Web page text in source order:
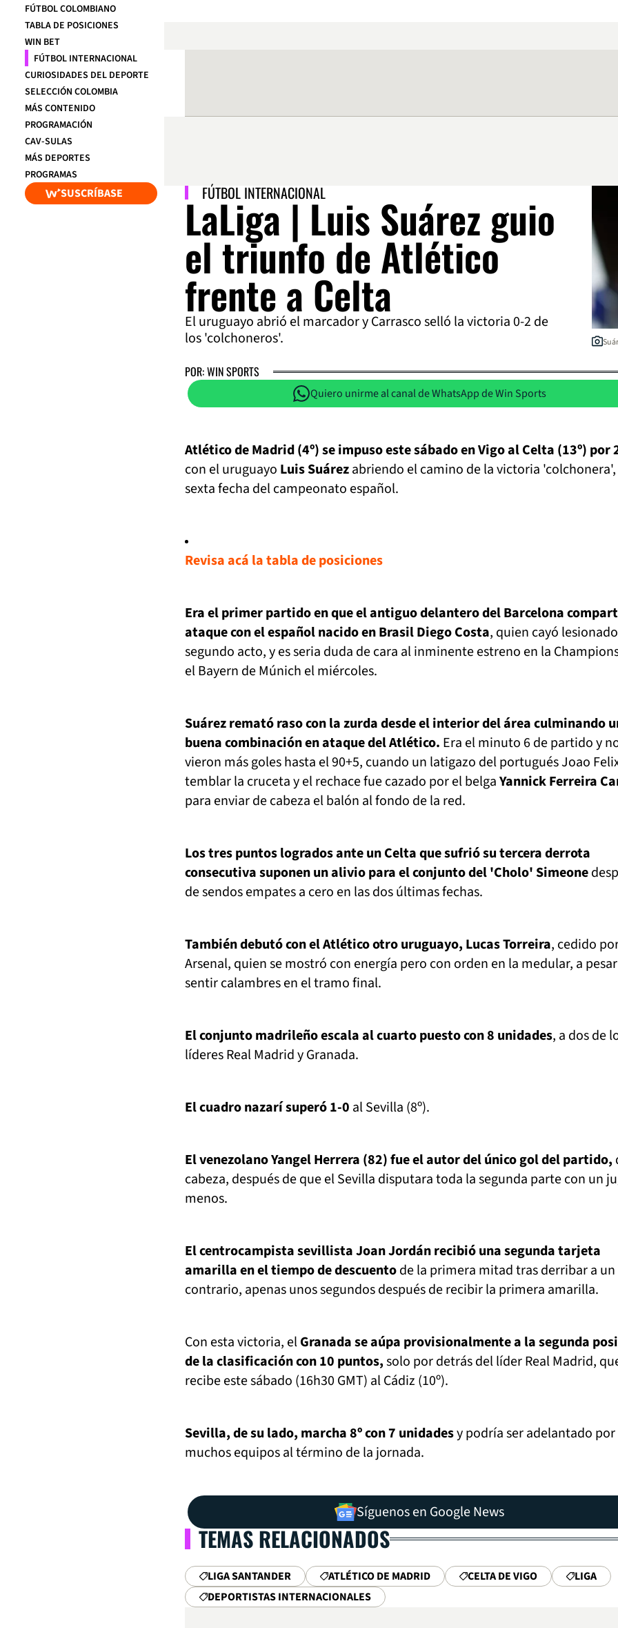
FÚTBOL COLOMBIANO
TABLA DE POSICIONES
WIN BET
FÚTBOL INTERNACIONAL
CURIOSIDADES DEL DEPORTE
SELECCIÓN COLOMBIA
MÁS CONTENIDO
PROGRAMACIÓN
CAV-SULAS
MÁS DEPORTES
PROGRAMAS
SUSCRÍBASE FÚTBOL INTERNACIONAL
LaLiga | Luis Suárez guio
el triunfo de Atlético
frente a Celta
El uruguayo abrió el marcador y Carrasco selló la victoria 0-2 de
los 'colchoneros'.
POR: WIN SPORTS
Quiero unirme al canal de WhatsApp de Win Sports
Atlético de Madrid (4º) se impuso este sábado en Vigo al Celta (13º) por
con el uruguayo Luis Suárezabriendo el camino de la victoria 'colchonera',
sexta fecha del campeonato español.
Revisa acá la tabla de posiciones
Era el primer partido en que el antiguo delantero del Barcelona
ataque con el español nacido en Brasil Diego Costa, quien cayó
segundo acto, y es seria duda de cara al inminente estreno en la
el Bayern de Múnich el miércoles.
Suárez remató raso con la zurda desde el interior del área culminando
buena combinación en ataque del Atlético. Era el minuto 6 de partido y
vieron más goles hasta el 90+5, cuando un latigazo del portugués Joao
temblar la cruceta y el rechace fue cazado por el belgaYannick Ferreira
para enviar de cabeza el balón al fondo de la red.
Los tres puntos logrados ante un Celta que sufrió su tercera derrota
consecutiva suponen un alivio para el conjunto del 'Cholo' Simeone
de sendos empates a cero en las dos últimas fechas.
También debutó con el Atlético otro uruguayo, Lucas Torreira, cedido
Arsenal, quien se mostró con energía pero con orden en la medular, a
sentir calambres en el tramo final.
El conjunto madrileño escala al cuarto puesto con 8 unidades, a dos de
líderes Real Madrid y Granada.
El cuadro nazarí superó 1-0 al Sevilla (8º).
El venezolano Yangel Herrera (82) fue el autor del único gol del partido,
cabeza, después de que el Sevilla disputara toda la segunda parte con un
menos.
El centrocampista sevillista Joan Jordán recibió una segunda tarjeta
amarilla en el tiempo de descuentode la primera mitad tras derribar a un
contrario, apenas unos segundos después de recibir la primera amarilla.
Con esta victoria, elGranada se aúpa provisionalmente a la segunda
de la clasificación con 10 puntos,solo por detrás del líder Real Madrid,
recibe este sábado (16h30 GMT) al Cádiz (10º).
Sevilla, de su lado, marcha 8º con 7 unidadesy podría ser adelantado por
muchos equipos al término de la jornada.
Síguenos en Google News
TEMAS RELACIONADOS
LIGA SANTANDER ATLÉTICO DE MADRID CELTA DE VIGO
LIGA
DEPORTISTAS INTERNACIONALES